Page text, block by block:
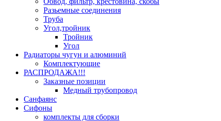
Разьемные соединения
Труба
Угол,тройник
Тройник
Угол
Радиаторы чугун и алюминий
Комплектующие
РАСПРОДАЖА!!!
Заказные позиции
Медный трубопровод
Санфаянс
Сифоны
комплекты для сборки